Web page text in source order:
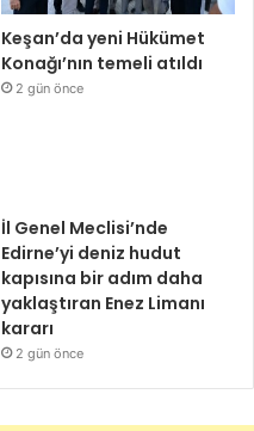
Keşan’da yeni Hükümet
Konağı’nın temeli atıldı
2 gün önce
İl Genel Meclisi’nde
Edirne’yi deniz hudut
kapısına bir adım daha
yaklaştıran Enez Limanı
kararı
2 gün önce